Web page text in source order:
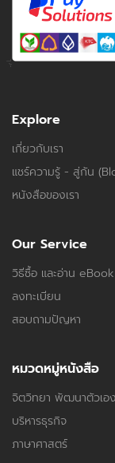
Explore
เกี่ยวกับเรา
แชร์ความรู้ - สู่กัน
หนังสือของเรา
Our Service
วิธีซื้อ และอ่าน eBook
ลงทะเบียน
สอบถามปัญหา
หมวดหมู่หนังสือ
จิตวิทยา พัฒนาตัวเอง
บริหารธุรกิจ
ภาษาศาสตร์